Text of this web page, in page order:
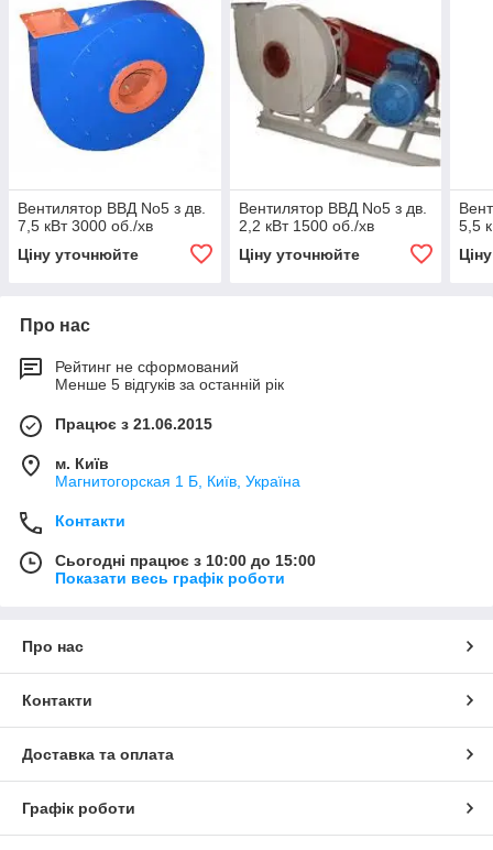
Вентилятор ВВД No5 з дв.
7,5 кВт 3000 об./хв
Ціну уточнюйте
Вентилятор ВВД No5 з дв.
2,2 кВт 1500 об./хв
Ціну уточнюйте
5,5
Про нас
Рейтинг не сформований
Менше 5 відгуків за останній рік
Працює з 21.06.2015
м. Київ
Магнитогорская 1 Б, Київ, Україна
Контакти
Сьогодні працює з 10:00 до 15:00
Показати весь графік роботи
Про нас
Контакти
Доставка та оплата
Графік роботи